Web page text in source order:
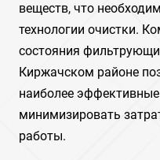
веществ, что
технологии очистки.
состояния
Киржачском районе
наиболее
минимизировать
работы.